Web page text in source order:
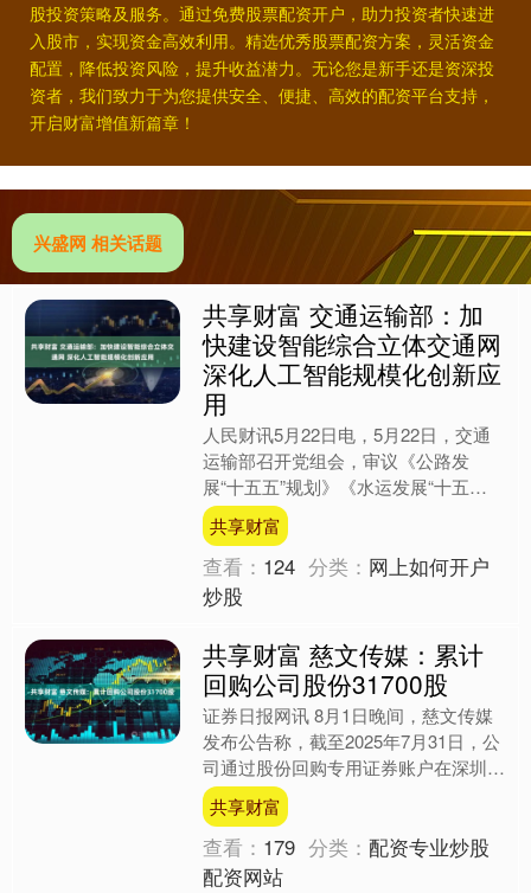
股投资策略及服务。通过免费股票配资开户，助力投资者快速进
入股市，实现资金高效利用。精选优秀股票配资方案，灵活资金
配置，降低投资风险，提升收益潜力。无论您是新手还是资深投
资者，我们致力于为您提供安全、便捷、高效的配资平台支持，
开启财富增值新篇章！
兴盛网 相关话题
共享财富 交通运输部：加
快建设智能综合立体交通网
深化人工智能规模化创新应
用
人民财讯5月22日电，5月22日，交通
运输部召开党组会，审议《公路发
展“十五五”规划》《水运发展“十五
五”规划》，研究“十五五”交通运输科技
创新有关工作。会议强....
共享财富
查看： 124 分类： 网上如何开户
炒股
共享财富 慈文传媒：累计
回购公司股份31700股
证券日报网讯 8月1日晚间，慈文传媒
发布公告称，截至2025年7月31日，公
司通过股份回购专用证券账户在深圳证
券交易所交易系统以集中竞价交易方式
回购公司股份31....
共享财富
查看： 179 分类：配资专业炒股
配资网站